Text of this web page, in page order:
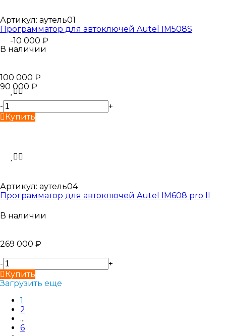
-10 000 ₽
Артикул: аутель01
Программатор для автоключей Autel IM508S
В наличии
100 000 ₽
90 000 ₽
-
+
Купить
Артикул: аутель04
Программатор для автоключей Autel IM608 pro II
В наличии
269 000 ₽
-
+
Купить
Загрузить еще
1
2
...
6